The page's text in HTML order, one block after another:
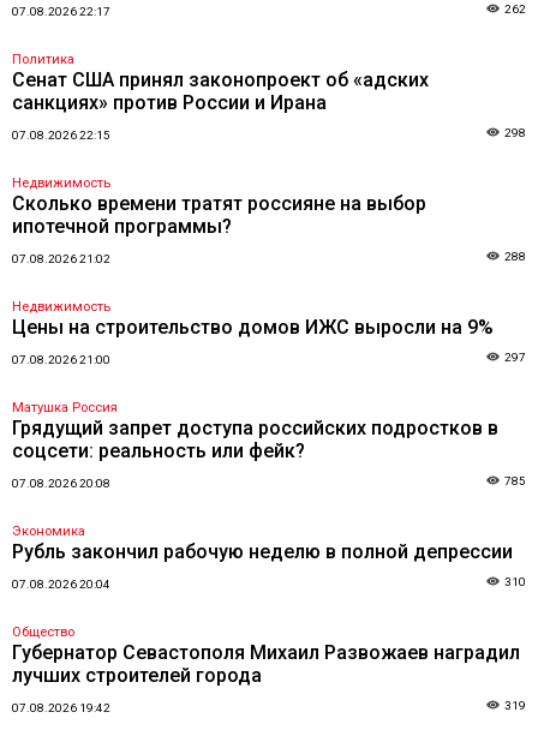
07.08.2026 22:17 262
Политика
Сенат США принял законопроект об «адских
санкциях» против России и Ирана
07.08.2026 22:15 298
Недвижимость
Сколько времени тратят россияне на выбор
ипотечной программы?
07.08.2026 21:02 288
Недвижимость
Цены на строительство домов ИЖС выросли на 9%
07.08.2026 21:00 297
Матушка Россия
Грядущий запрет доступа российских подростков в
соцсети: реальность или фейк?
07.08.2026 20:08 785
Экономика
Рубль закончил рабочую неделю в полной депрессии
07.08.2026 20:04 310
Общество
Губернатор Севастополя Михаил Развожаев наградил
лучших строителей города
07.08.2026 19:42 319